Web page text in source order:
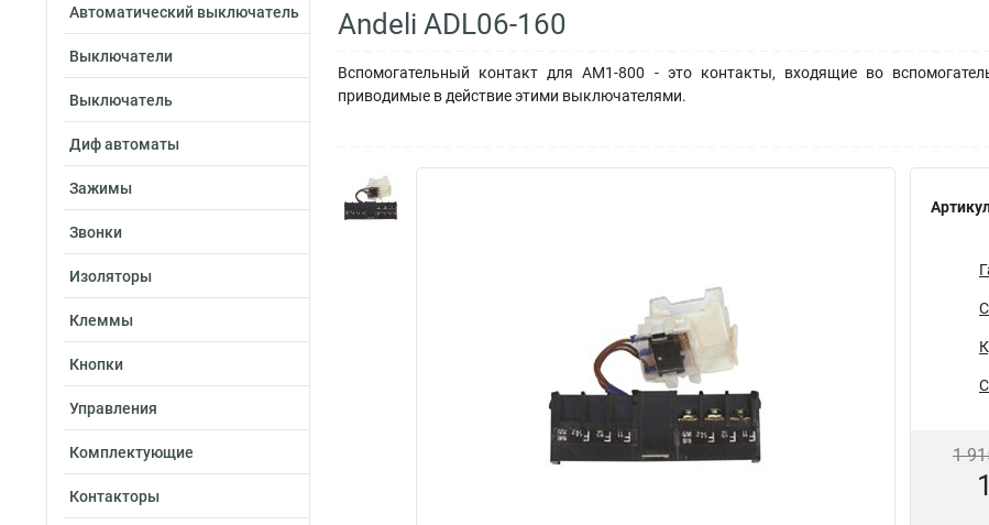
Автоматический выключатель
Выключатели
Выключатель
Диф автоматы
Зажимы
Звонки
Изоляторы
Клеммы
Кнопки
Управления
Комплектующие
Контакторы
Andeli ADL06-160
Вспомогательный контакт для AM1-800 - это контакты, входящие во
приводимые в действие этими выключателями.
1